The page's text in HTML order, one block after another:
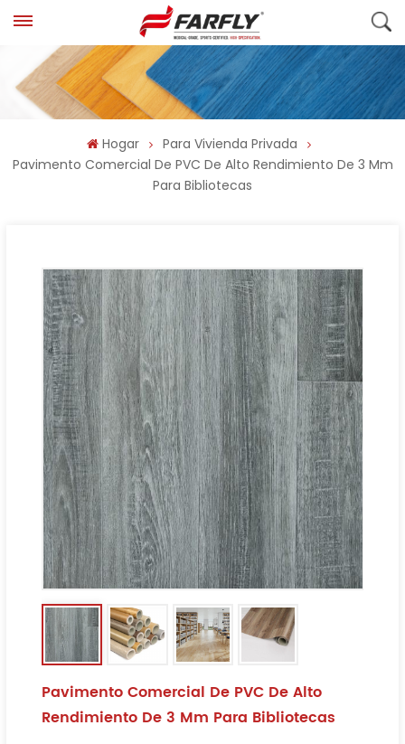
Hogar
Para Vivienda Privada
Pavimento Comercial De PVC De Alto Rendimiento De 3 Mm
Para Bibliotecas
Pavimento Comercial De PVC De Alto
Rendimiento De 3 Mm Para Bibliotecas